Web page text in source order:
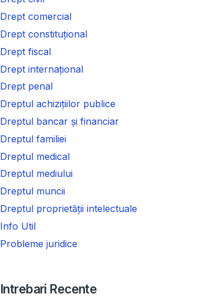
Drept comercial
Drept constituțional
Drept fiscal
Drept internațional
Drept penal
Dreptul achizițiilor publice
Dreptul bancar și financiar
Dreptul familiei
Dreptul medical
Dreptul mediului
Dreptul muncii
Dreptul proprietății intelectuale
Info Util
Probleme juridice
Intrebari Recente